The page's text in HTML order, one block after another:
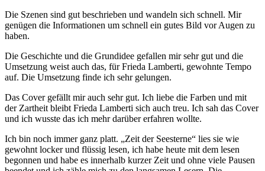
Die Szenen sind gut beschrieben und wandeln sich schnell. Mir
genügen die Informationen um schnell ein gutes Bild vor Augen zu
haben.
Die Geschichte und die Grundidee gefallen mir sehr gut und die
Umsetzung weist auch das, für Frieda Lamberti, gewohnte Tempo
auf. Die Umsetzung finde ich sehr gelungen.
Das Cover gefällt mir auch sehr gut. Ich liebe die Farben und mit
der Zartheit bleibt Frieda Lamberti sich auch treu. Ich sah das Cover
und ich wusste das ich mehr darüber erfahren wollte.
Ich bin noch immer ganz platt. „Zeit der Seesterne“ lies sie wie
gewohnt locker und flüssig lesen, ich habe heute mit dem lesen
begonnen und habe es innerhalb kurzer Zeit und ohne viele Pausen